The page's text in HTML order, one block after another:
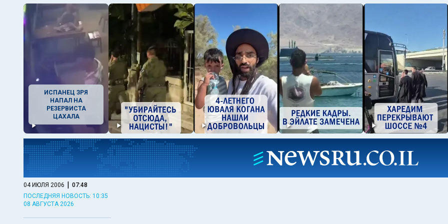
ИСПАНЕЦ ЗРЯ
НАПАЛ НА
РЕЗЕРВИСТА
ЦАХАЛА
04 ИЮЛЯ 2006 | 07:48
ПОСЛЕДНЯЯ НОВОСТЬ: 10:35
08 АВГУСТА 2026